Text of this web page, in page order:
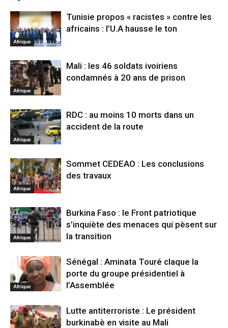
Afrique
Tunisie propos « racistes » contre les
africains : l’U.A hausse le ton
Afrique
Mali : les 46 soldats ivoiriens
condamnés à 20 ans de prison
Afrique
RDC : au moins 10 morts dans un
accident de la route
Afrique
Sommet CEDEAO : Les conclusions
des travaux
Afrique
Burkina Faso : le Front patriotique
s’inquiète des menaces qui pèsent sur
la transition
Afrique
Sénégal : Aminata Touré claque la
porte du groupe présidentiel à
l’Assemblée
Lutte antiterroriste : Le président
burkinabè en visite au Mali